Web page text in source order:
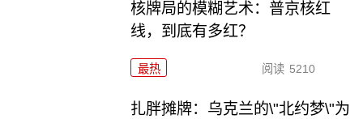
核牌局的模糊艺术：普京核红
线，到底有多红？
最热 阅读 5210
扎胖摊牌：乌克兰的\"北约梦\"为